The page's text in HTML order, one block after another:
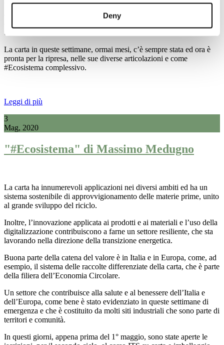
Deny
Un settore che contribuisce alla salute e al benessere dell’Italia e
dell’Europa, come bene è stato evidenziato in queste settimane di
territori e comunità.
La carta in queste settimane, ormai mesi, c’è sempre stata ed ora è
pronta per la ripresa, nelle sue diverse articolazioni e come
#Ecosistema complessivo.
Leggi di più
3
Mag, 2020
"#Ecosistema" di Massimo Medugno
La carta ha innumerevoli applicazioni nei diversi ambiti ed ha un
sistema sostenibile di approvvigionamento delle materie prime, unito
al grande sviluppo del riciclo.
Inoltre, l’innovazione applicata ai prodotti e ai materiali e l’uso della
digitalizzazione contribuiscono a farne un settore resiliente, che sta
lavorando nella direzione della transizione energetica.
Buona parte della catena del valore è in Italia e in Europa, come, ad
esempio, il sistema delle raccolte differenziate della carta, che è parte
della filiera dell’Economia Circolare.
Un settore che contribuisce alla salute e al benessere dell’Italia e
dell’Europa, come bene è stato evidenziato in queste settimane di
emergenza e che è costituito da molti siti industriali che sono parte di
territori e comunità.
In questi giorni, appena prima del 1° maggio, sono state aperte le